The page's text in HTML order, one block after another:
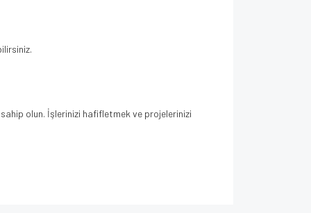
sahip olun. İşlerinizi hafifletmek ve projelerinizi